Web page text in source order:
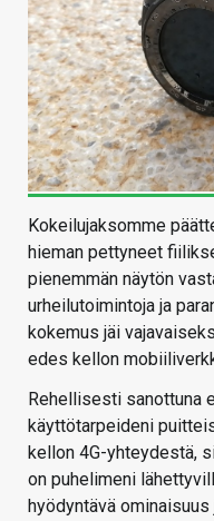
Kokeilujaksomme
hieman pettyneet
pienemmän näytön
urheilutoimintoja ja
kokemus jäi
edes kellon
Rehellisesti sanottuna
käyttötarpeideni
kellon 4G-yhteydestä,
on puhelimeni
hyödyntävä